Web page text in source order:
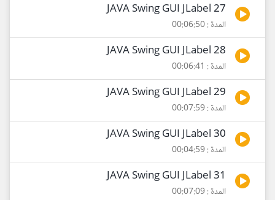
27 JAVA Swing GUI JLabel
المدة : 00:06:50
28 JAVA Swing GUI JLabel
المدة : 00:06:41
29 JAVA Swing GUI JLabel
المدة : 00:07:59
30 JAVA Swing GUI JLabel
المدة : 00:04:59
31 JAVA Swing GUI JLabel
المدة : 00:07:09